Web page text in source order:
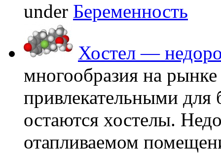
under Беременность
Хостел —
многообразия на
привлекательными
остаются хостелы.
отапливаемом